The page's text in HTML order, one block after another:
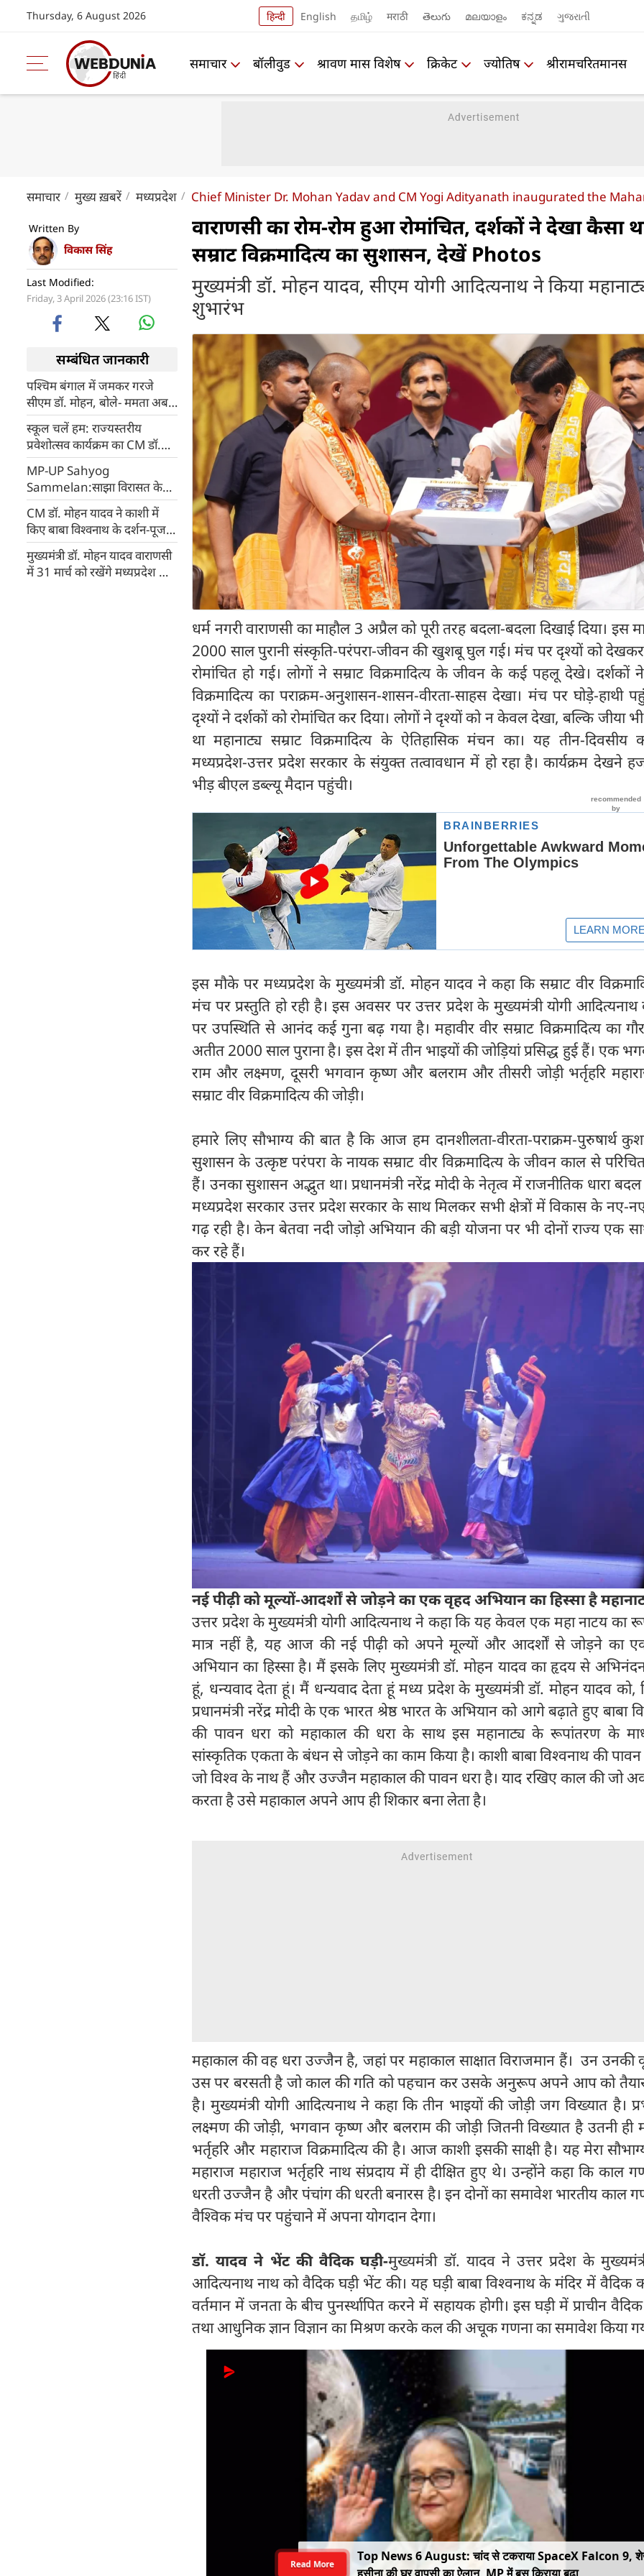
Thursday, 6 August 2026 हिन्दी English தமிழ் मराठी తెలుగు മലയാളം ಕನ್ನಡ ગુજરાતી
समाचार बॉलीवुड श्रावण मास विशेष क्रिकेट ज्योतिष श्रीरामचरितमानस
समाचार मुख्य ख़बरें मध्यप्रदेश Chief Minister Dr. Mohan Yadav and CM Yogi Adityanath inaugurated the
Written By
विकास सिंह
Last Modified:
Friday, 3 April 2026 (23:16 IST)
सम्बंधित जानकारी
पश्चिम बंगाल में जमकर गरजे
सीएम डॉ. मोहन, बोले- ममता अब
दीदी नहीं, 'अप्पी' हो गई हैं
स्कूल चलें हम: राज्यस्तरीय
प्रवेशोत्सव कार्यक्रम का CM डॉ.
मोहन यादव ने किया शुभारंभ, बच्चों
को किताबें-साइकिलें देकर जीत
लिया दिल
MP-UP Sahyog
Sammelan:साझा विरासत के
साथ आगे बढ़ रहे मध्यप्रदेश-उत्तर
प्रदेश, सीएम डॉ. यादव ने कहा-
एमपी में निवेश की अनंत संभावनाएं
CM डॉ. मोहन यादव ने काशी में
किए बाबा विश्वनाथ के दर्शन-पूजन,
कहा मध्यप्रदेश-उत्तर प्रदेश मिलकर
लिखेंगे विकास की नई इबारत
मुख्यमंत्री डॉ. मोहन यादव वाराणसी
में 31 मार्च को रखेंगे मध्यप्रदेश का
वाराणसी का रोम-रोम हुआ रोमांचित, दर्शकों ने देखा कैसा
सम्राट विक्रमादित्य का सुशासन, देखें Photos
मुख्यमंत्री डॉ. मोहन यादव, सीएम योगी आदित्यनाथ ने किया
शुभारंभ
धर्म नगरी वाराणसी का माहौल 3 अप्रैल को पूरी तरह बदला-बदला दिखाई दिया। इस
2000 साल पुरानी संस्कृति-परंपरा-जीवन की खुशबू घुल गई। मंच पर दृश्यों को
रोमांचित हो गई। लोगों ने सम्राट विक्रमादित्य के जीवन के कई पहलू देखे। दर्शकों ने
विक्रमादित्य का पराक्रम-अनुशासन-शासन-वीरता-साहस देखा। मंच पर घोड़े-हाथी
दृश्यों ने दर्शकों को रोमांचित कर दिया। लोगों ने दृश्यों को न केवल देखा, बल्कि जीया
था महानाट्य सम्राट विक्रमादित्य के ऐतिहासिक मंचन का। यह तीन-दिवसीय
मध्यप्रदेश-उत्तर प्रदेश सरकार के संयुक्त तत्वावधान में हो रहा है। कार्यक्रम देखने
भीड़ बीएल डब्ल्यू मैदान पहुंची।
इस मौके पर मध्यप्रदेश के मुख्यमंत्री डॉ. मोहन यादव ने कहा कि सम्राट वीर
मंच पर प्रस्तुति हो रही है। इस अवसर पर उत्तर प्रदेश के मुख्यमंत्री योगी
पर उपस्थिति से आनंद कई गुना बढ़ गया है। महावीर वीर सम्राट विक्रमादित्य का
अतीत 2000 साल पुराना है। इस देश में तीन भाइयों की जोड़ियां प्रसिद्ध हुई हैं। एक
राम और लक्ष्मण, दूसरी भगवान कृष्ण और बलराम और तीसरी जोड़ी भर्तृहरि
सम्राट वीर विक्रमादित्य की जोड़ी।
हमारे लिए सौभाग्य की बात है कि आज हम दानशीलता-वीरता-पराक्रम-पुरुषार्थ
सुशासन के उत्कृष्ट परंपरा के नायक सम्राट वीर विक्रमादित्य के जीवन काल से
हैं। उनका सुशासन अद्भुत था। प्रधानमंत्री नरेंद्र मोदी के नेतृत्व में राजनीतिक धारा बदल
मध्यप्रदेश सरकार उत्तर प्रदेश सरकार के साथ मिलकर सभी क्षेत्रों में विकास के नए-
गढ़ रही है। केन बेतवा नदी जोड़ो अभियान की बड़ी योजना पर भी दोनों राज्य एक
कर रहे हैं।
नई पीढ़ी को मूल्यों-आदर्शों से जोड़ने का एक वृहद अभियान का हिस्सा है
उत्तर प्रदेश के मुख्यमंत्री योगी आदित्यनाथ ने कहा कि यह केवल एक महा नाटय का
मात्र नहीं है, यह आज की नई पीढ़ी को अपने मूल्यों और आदर्शों से जोड़ने का
अभियान का हिस्सा है। मैं इसके लिए मुख्यमंत्री डॉ. मोहन यादव का हृदय से
हूं, धन्यवाद देता हूं। मैं धन्यवाद देता हूं मध्य प्रदेश के मुख्यमंत्री डॉ. मोहन यादव को,
प्रधानमंत्री नरेंद्र मोदी के एक भारत श्रेष्ठ भारत के अभियान को आगे बढ़ाते हुए बाबा
की पावन धरा को महाकाल की धरा के साथ इस महानाट्य के रूपांतरण के
सांस्कृतिक एकता के बंधन से जोड़ने का काम किया है। काशी बाबा विश्वनाथ की पावन
जो विश्व के नाथ हैं और उज्जैन महाकाल की पावन धरा है। याद रखिए काल की जो
करता है उसे महाकाल अपने आप ही शिकार बना लेता है।
महाकाल की वह धरा उज्जैन है, जहां पर महाकाल साक्षात विराजमान हैं। उन उनकी
उस पर बरसती है जो काल की गति को पहचान कर उसके अनुरूप अपने आप को
है। मुख्यमंत्री योगी आदित्यनाथ ने कहा कि तीन भाइयों की जोड़ी जग विख्यात है।
लक्ष्मण की जोड़ी, भगवान कृष्ण और बलराम की जोड़ी जितनी विख्यात है उतनी ही
भर्तृहरि और महाराज विक्रमादित्य की है। आज काशी इसकी साक्षी है। यह मेरा
महाराज महाराज भर्तृहरि नाथ संप्रदाय में ही दीक्षित हुए थे। उन्होंने कहा कि काल
धरती उज्जैन है और पंचांग की धरती बनारस है। इन दोनों का समावेश भारतीय काल
वैश्विक मंच पर पहुंचाने में अपना योगदान देगा।
डॉ. यादव ने भेंट की वैदिक घड़ी-मुख्यमंत्री डॉ. यादव ने उत्तर प्रदेश के
आदित्यनाथ नाथ को वैदिक घड़ी भेंट की। यह घड़ी बाबा विश्वनाथ के मंदिर में वैदिक
वर्तमान में जनता के बीच पुनर्स्थापित करने में सहायक होगी। इस घड़ी में प्राचीन
तथा आधुनिक ज्ञान विज्ञान का मिश्रण करके कल की अचूक गणना का समावेश किया
Top News 6 August: चांद से टकराया SpaceX Falcon 9,
Read More